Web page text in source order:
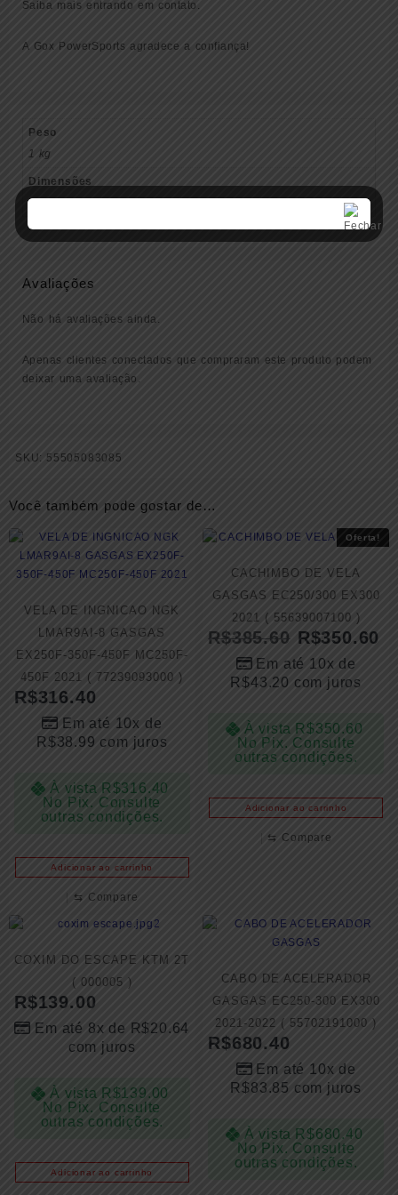
Saiba mais entrando em contato.
A Gox PowerSports agradece a confiança!
Peso
1 kg
Dimensões
20 × 22 × 20 cm
Avaliações
Não há avaliações ainda.
Apenas clientes conectados que compraram este produto podem
deixar uma avaliação.
SKU: 55505083085
Você também pode gostar de…
VELA DE INGNICAO NGK
LMAR9AI-8 GASGAS
EX250F-350F-450F MC250F-
450F 2021 ( 77239093000 )
R$316.40
Em até 10x de
R$38.99 com juros
À vista R$316.40
No Pix. Consulte
outras condições.
Adicionar ao carrinho
⇆ Compare
Oferta!
CACHIMBO DE VELA
GASGAS EC250/300 EX300
2021 ( 55639007100 )
R$385.60 R$350.60
Em até 10x de
R$43.20 com juros
À vista R$350.60
No Pix. Consulte
outras condições.
Adicionar ao carrinho
⇆ Compare
COXIM DO ESCAPE KTM 2T
( 000005 )
R$139.00
Em até 8x de R$20.64
com juros
À vista R$139.00
No Pix. Consulte
outras condições.
Adicionar ao carrinho
CABO DE ACELERADOR
GASGAS EC250-300 EX300
2021-2022 ( 55702191000 )
R$680.40
Em até 10x de
R$83.85 com juros
À vista R$680.40
No Pix. Consulte
outras condições.